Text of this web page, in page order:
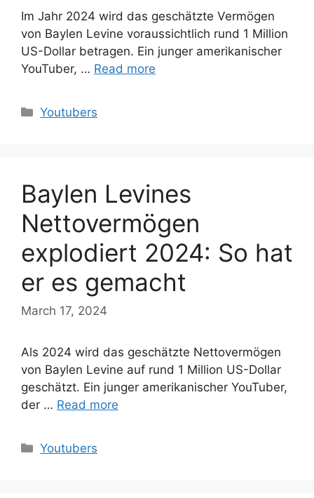
Im Jahr 2024 wird das geschätzte Vermögen
von Baylen Levine voraussichtlich rund 1 Million
US-Dollar betragen. Ein junger amerikanischer
YouTuber, … Read more
Categories
Youtubers
Baylen Levines
Nettovermögen
explodiert 2024: So hat
er es gemacht
March 17, 2024
Als 2024 wird das geschätzte Nettovermögen
von Baylen Levine auf rund 1 Million US-Dollar
geschätzt. Ein junger amerikanischer YouTuber,
der … Read more
Categories
Youtubers